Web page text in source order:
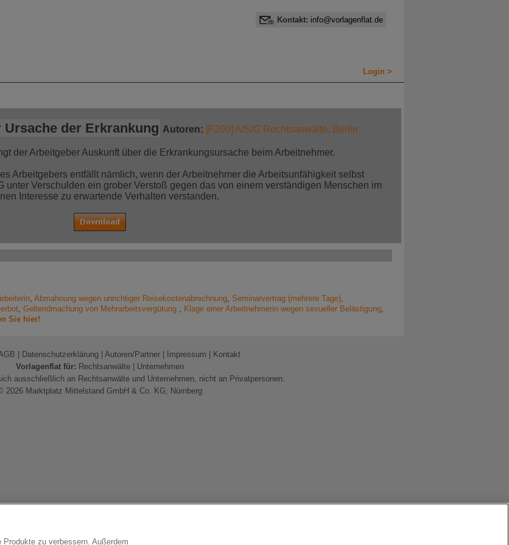
Kontakt: info@vorlagenflat.de
Login >
der Erkrankung Autoren: [F200] A/S/G Rechtsanwälte, Berlin
der Arbeitgeber Auskunft über die Erkrankungsursache beim Arbeitnehmer.
Arbeitgebers entfällt nämlich, wenn der Arbeitnehmer die Arbeitsunfähigkeit selbst
unter Verschulden ein grober Verstoß gegen das von einem verständigen Menschen im
Interesse zu erwartende Verhalten verstanden.
, Abmahnung wegen unrichtiger Reisekostenabrechnung, Seminarvertrag (mehrere Tage),
, Geltendmachung von Mehrarbeitsvergütung , Klage einer Arbeitnehmerin wegen sexueller Belästigung,
Sie hier!
Datenschutzerklärung| Autoren/Partner| Impressum
Kontakt
Vorlagenflat für: Rechtsanwälte
Unternehmen
ausschließlich an Rechtsanwälte und Unternehmen, nicht an Privatpersonen.
2026 Marktplatz Mittelstand GmbH & Co. KG; Nürnberg
zu verbessern. Außerdem